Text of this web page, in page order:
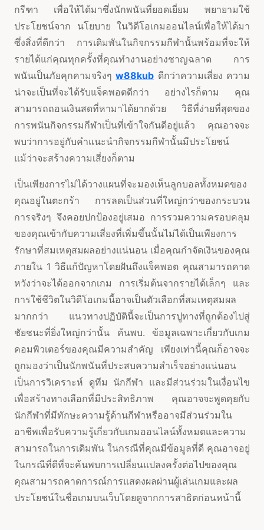
กรีฑา เพื่อให้ได้มาซึ่งนักพนันที่ยอดเยี่ยม พยายามใช้
ประโยชน์จาก นโยบาย ในวิดีโอเกมออนไลน์เพื่อให้ได้มา
ซึ่งสิ่งที่ดีกว่า การเดิมพันในกิจกรรมกีฬานั้นพร้อมที่จะให้
รายได้แก่คุณทุกครั้งที่คุณทำงานอย่างชาญฉลาด การ
พนันเป็นภัยคุกคามจริงๆw88kub ดีกว่าความเสี่ยง ความ
น่าจะเป็นที่จะได้รับแจ็คพอตดีกว่า อย่างไรก็ตาม คุณ
สามารถถอนเงินสดที่หามาได้ยากด้วย วิธีที่ง่ายที่สุดของ
การพนันกิจกรรมกีฬาเป็นที่เข้าใจกันดีอยู่แล้ว คุณอาจจะ
พบว่าการอยู่กับคำแนะนำกิจกรรมกีฬานั้นมีประโยชน์
แม้ว่าจะสร้างความเสี่ยงก็ตาม
เป็นเพียงการไม่ได้วางแผนที่จะมองเห็นลูกบอลทั้งหมดของ
คุณอยู่ในตะกร้า การลดเป็นส่วนที่ใหญ่กว่าของกระบวน
การจริงๆ จึงคอยปกป้องอยู่เสมอ การรวมความครอบคลุม
ของคุณเข้ากับความเสี่ยงที่เพิ่มขึ้นนั้นไม่ได้เป็นเพียงการ
รักษาที่สมเหตุสมผลอย่างแน่นอน เมื่อคุณกำจัดเงินของคุณ
ภายใน 1 วิธีแก้ปัญหาโดยฝันถึงแจ็คพอต คุณสามารถคาด
หวังว่าจะได้ออกจากเกม การเริ่มต้นจากรายได้เล็กๆ และ
การใช้ชีวิตในวิดีโอเกมนี้อาจเป็นตัวเลือกที่สมเหตุสมผล
มากกว่า แนวทางปฏิบัตินี้จะเป็นการปูทางที่ถูกต้องไปสู่
ชัยชนะที่ยิ่งใหญ่กว่านั้น ค้นพบ. ข้อมูลเฉพาะเกี่ยวกับเกม
คอมพิวเตอร์ของคุณมีความสำคัญ เพียงเท่านี้คุณก็อาจจะ
ถูกมองว่าเป็นนักพนันที่ประสบความสำเร็จอย่างแน่นอน
เป็นการวิเคราะห์ ดูทีม นักกีฬา และมีส่วนร่วมในเงื่อนไข
เพื่อสร้างทางเลือกที่มีประสิทธิภาพ คุณอาจจะพูดคุยกับ
นักกีฬาที่มีทักษะความรู้ด้านกีฬาหรืออาจมีส่วนร่วมใน
อาชีพเพื่อรับความรู้เกี่ยวกับเกมออนไลน์ทั้งหมดและความ
สามารถในการเดิมพัน ในกรณีที่คุณมีข้อมูลที่ดี คุณอาจอยู่
ในกรณีที่ดีที่จะค้นพบการเปลี่ยนแปลงครั้งต่อไปของคุณ
คุณสามารถคาดการณ์การแสดงผลผ่านผู้เล่นเกมและผล
ประโยชน์ในชื่อเกมบนเว็บโดยดูจากการสาธิตก่อนหน้านี้